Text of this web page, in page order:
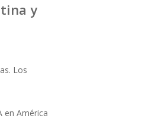
y
Los
en América